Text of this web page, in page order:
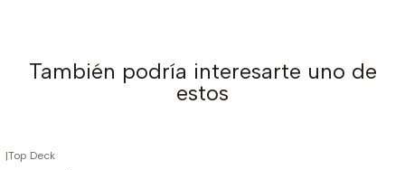
También podría interesarte uno de
estos
|Top Deck